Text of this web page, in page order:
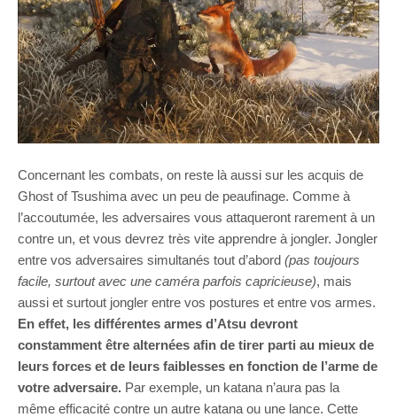
Concernant les combats, on reste là aussi sur les acquis de
Ghost of Tsushima avec un peu de peaufinage. Comme à
l’accoutumée, les adversaires vous attaqueront rarement à un
contre un, et vous devrez très vite apprendre à jongler. Jongler
entre vos adversaires simultanés tout d’abord (pas toujours
facile, surtout avec une caméra parfois capricieuse), mais
aussi et surtout jongler entre vos postures et entre vos armes.
En effet, les différentes armes d’Atsu devront
constamment être alternées afin de tirer parti au mieux de
leurs forces et de leurs faiblesses en fonction de l’arme de
votre adversaire. Par exemple, un katana n’aura pas la
même efficacité contre un autre katana ou une lance. Cette